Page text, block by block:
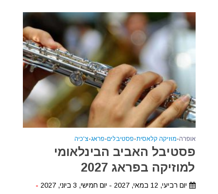
אופרה•מוזיקה קלאסית•פסטיבלים•פראג•צ'כיה
פסטיבל האביב הבינלאומי
למוזיקה בפראג 2027
יום רביעי, 12 במאי, 2027 - יום חמישי, 3 ביוני, 2027
-